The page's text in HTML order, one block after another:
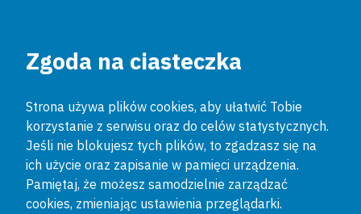
Zgoda na ciasteczka
Strona używa plików cookies, aby ułatwić Tobie
korzystanie z serwisu oraz do celów statystycznych.
Jeśli nie blokujesz tych plików, to zgadzasz się na
ich użycie oraz zapisanie w pamięci urządzenia.
Pamiętaj, że możesz samodzielnie zarządzać
cookies, zmieniając ustawienia przeglądarki.